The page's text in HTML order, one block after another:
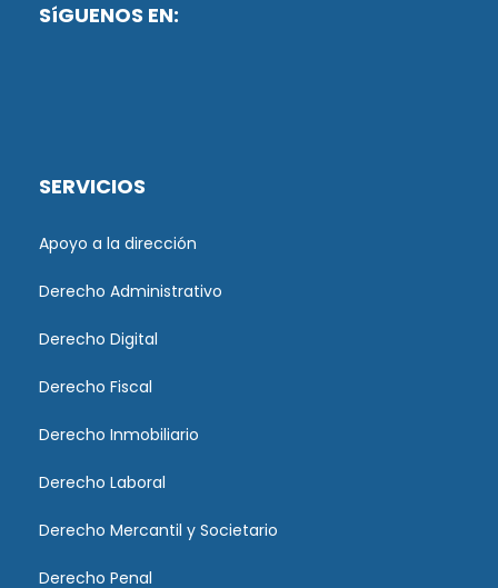
SíGUENOS EN:
SERVICIOS
Apoyo a la dirección
Derecho Administrativo
Derecho Digital
Derecho Fiscal
Derecho Inmobiliario
Derecho Laboral
Derecho Mercantil y Societario
Derecho Penal